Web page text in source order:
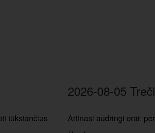
tūkstančius
2026-08-05
Artinasi audringi orai: